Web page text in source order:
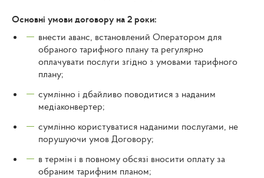
Основні умови договору на 2 роки:
внести аванс, встановлений Оператором для
обраного тарифного плану та регулярно
оплачувати послуги згідно з умовами тарифного
плану;
сумлінно і дбайливо поводитися з наданим
медіаконвертер;
сумлінно користуватися наданими послугами, не
порушуючи умов Договору;
в термін і в повному обсязі вносити оплату за
обраним тарифним планом;